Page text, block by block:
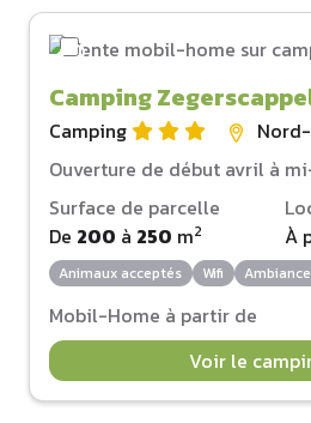
Camping
Camping
Ouverture de début avril à
Surface de parcelle
De 200 à 250 m2
À
Animaux acceptés Wifi
Mobil-Home à partir de
Voir le